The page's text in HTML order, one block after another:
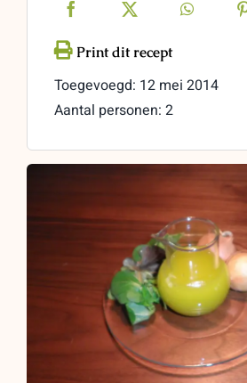
Toegevoegd: 12 mei 2014
Aantal personen: 2